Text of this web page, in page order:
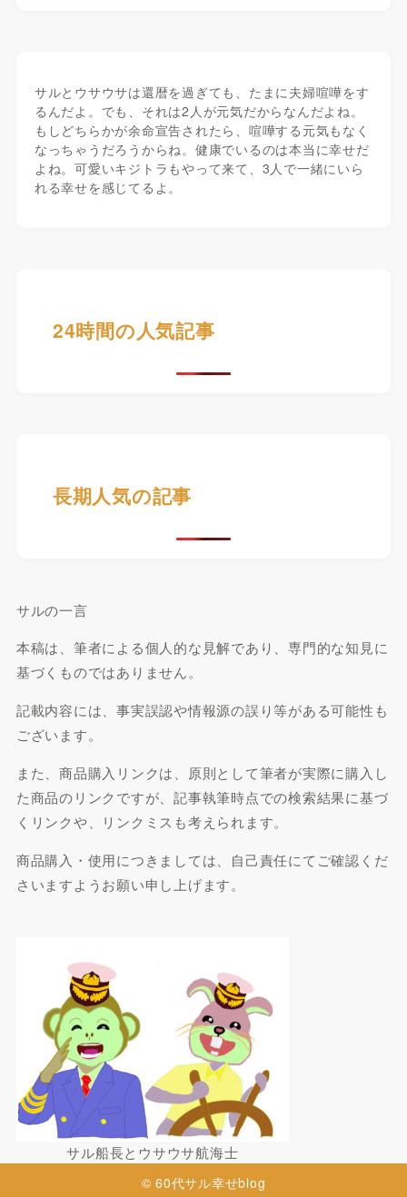
サルとウサウサは還暦を過ぎても、たまに夫婦喧嘩をす
るんだよ。でも、それは2人が元気だからなんだよね。
もしどちらかが余命宣告されたら、喧嘩する元気もなく
なっちゃうだろうからね。健康でいるのは本当に幸せだ
よね。可愛いキジトラもやって来て、3人で一緒にいら
れる幸せを感じてるよ。
24時間の人気記事
長期人気の記事
サルの一言
本稿は、筆者による個人的な見解であり、専門的な知見に
基づくものではありません。
記載内容には、事実誤認や情報源の誤り等がある可能性も
ございます。
また、商品購入リンクは、原則として筆者が実際に購入し
た商品のリンクですが、記事執筆時点での検索結果に基づ
くリンクや、リンクミスも考えられます。
商品購入・使用につきましては、自己責任にてご確認くだ
さいますようお願い申し上げます。
サル船長とウサウサ航海士
© 60代サル幸せblog